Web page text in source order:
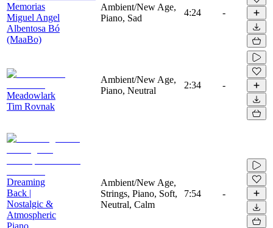
Memorias
Miguel Angel
Albentosa Bó
(MaaBo)
Ambient/New Age,
Piano, Sad
4:24 -
Meadowlark
Tim Rovnak
Ambient/New Age,
Piano, Neutral
2:34 -
Dreaming
Back |
Nostalgic &
Atmospheric
Piano
Ambient/New Age,
Strings, Piano, Soft,
Neutral, Calm
7:54 -